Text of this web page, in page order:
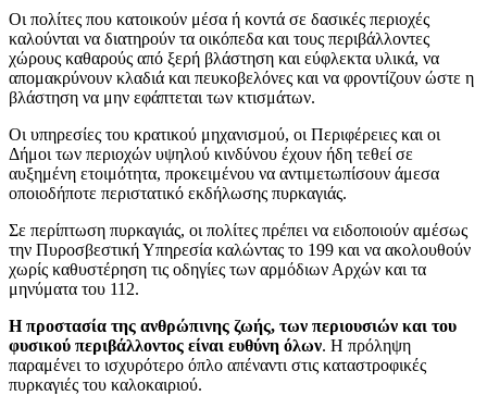
Οι πολίτες που κατοικούν μέσα ή κοντά σε δασικές περιοχές
καλούνται να διατηρούν τα οικόπεδα και τους περιβάλλοντες
χώρους καθαρούς από ξερή βλάστηση και εύφλεκτα υλικά, να
απομακρύνουν κλαδιά και πευκοβελόνες και να φροντίζουν ώστε η
βλάστηση να μην εφάπτεται των κτισμάτων.
Οι υπηρεσίες του κρατικού μηχανισμού, οι Περιφέρειες και οι
Δήμοι των περιοχών υψηλού κινδύνου έχουν ήδη τεθεί σε
αυξημένη ετοιμότητα, προκειμένου να αντιμετωπίσουν άμεσα
οποιοδήποτε περιστατικό εκδήλωσης πυρκαγιάς.
Σε περίπτωση πυρκαγιάς, οι πολίτες πρέπει να ειδοποιούν αμέσως
την Πυροσβεστική Υπηρεσία καλώντας το 199 και να ακολουθούν
χωρίς καθυστέρηση τις οδηγίες των αρμόδιων Αρχών και τα
μηνύματα του 112.
Η προστασία της ανθρώπινης ζωής, των περιουσιών και του
φυσικού περιβάλλοντος είναι ευθύνη όλων. Η πρόληψη
παραμένει το ισχυρότερο όπλο απέναντι στις καταστροφικές
πυρκαγιές του καλοκαιριού.